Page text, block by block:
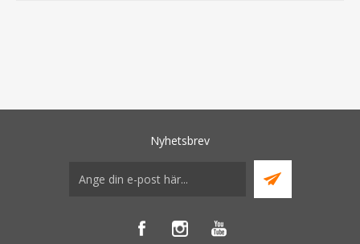
Nyhetsbrev